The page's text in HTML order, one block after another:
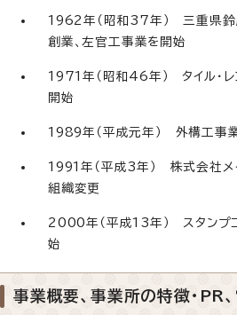
1962年（昭和37年） 三重県鈴
創業、左官工事業を開始
1971年（昭和46年） タイル・レ
開始
1989年（平成元年） 外構工事
1991年（平成3年） 株式会社メ
組織変更
2000年（平成13年） スタンプ
始
事業概要、事業所の特徴・PR